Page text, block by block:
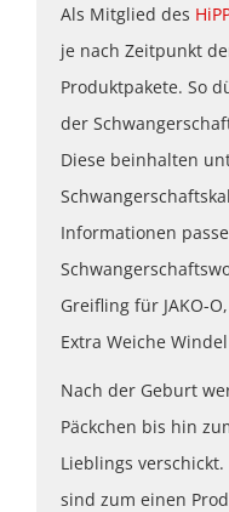
Als Mitglied des
je nach Zeitpunkt
Produktpakete. So
der
Diese beinhalten
Informationen
Greifling für JAKO-
Extra Weiche
Nach der Geburt
Päckchen bis hin
Lieblings
sind zum einen